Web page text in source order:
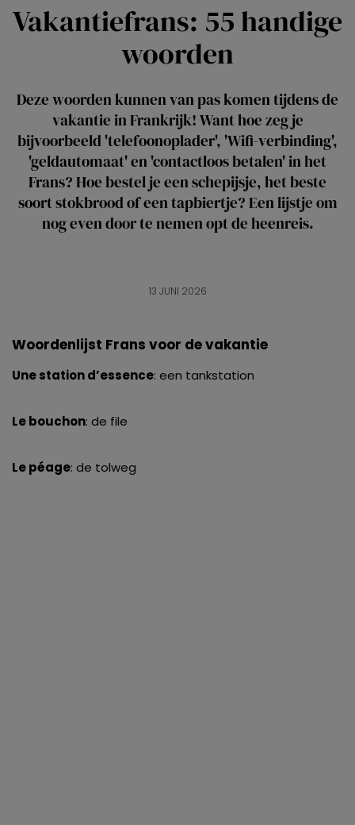
Vakantiefrans: 55 handige
woorden
Deze woorden kunnen van pas komen tijdens de
vakantie in Frankrijk! Want hoe zeg je
bijvoorbeeld 'telefoonoplader', 'Wifi-verbinding',
'geldautomaat' en 'contactloos betalen' in het
Frans? Hoe bestel je een schepijsje, het beste
soort stokbrood of een tapbiertje? Een lijstje om
nog even door te nemen opt de heenreis.
13 JUNI 2026
Woordenlijst Frans voor de vakantie
Une station d’essence: een tankstation
Le bouchon: de file
Le péage: de tolweg